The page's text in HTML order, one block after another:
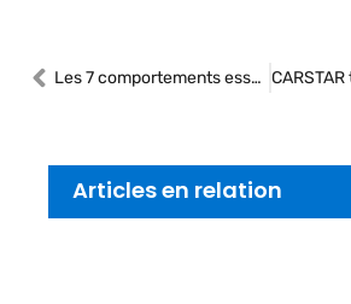
Les 7 comportements essentiels du Leader – 6e comportement
Articles en relation